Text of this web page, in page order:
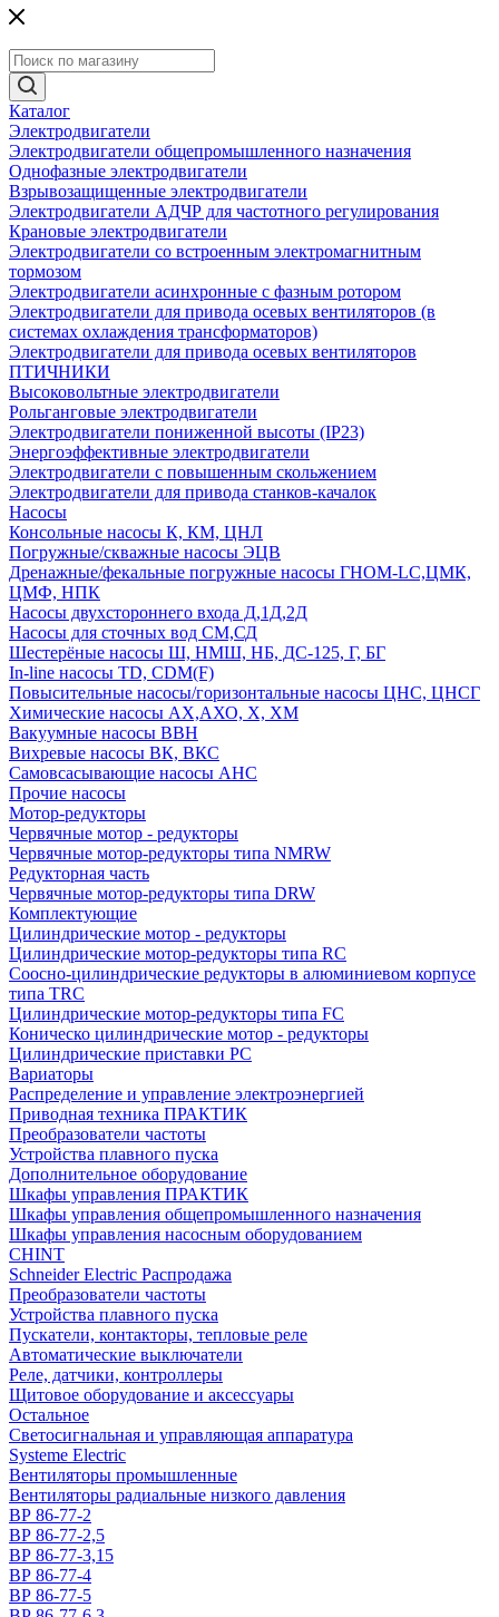
Каталог
Электродвигатели
Электродвигатели общепромышленного назначения
Однофазные электродвигатели
Взрывозащищенные электродвигатели
Электродвигатели АДЧР для частотного регулирования
Крановые электродвигатели
Электродвигатели со встроенным электромагнитным
тормозом
Электродвигатели асинхронные с фазным ротором
Электродвигатели для привода осевых вентиляторов (в
системах охлаждения трансформаторов)
Электродвигатели для привода осевых вентиляторов
ПТИЧНИКИ
Высоковольтные электродвигатели
Рольганговые электродвигатели
Электродвигатели пониженной высоты (IP23)
Энергоэффективные электродвигатели
Электродвигатели с повышенным скольжением
Электродвигатели для привода станков-качалок
Насосы
Консольные насосы К, КМ, ЦНЛ
Погружные/скважные насосы ЭЦВ
Дренажные/фекальные погружные насосы ГНОМ-LC,ЦМК,
ЦМФ, НПК
Насосы двухстороннего входа Д,1Д,2Д
Насосы для сточных вод СМ,СД
Шестерёные насосы Ш, НМШ, НБ, ДС-125, Г, БГ
In-line насосы TD, CDM(F)
Повысительные насосы/горизонтальные насосы ЦНС, ЦНСГ
Химические насосы АХ,АХО, Х, ХМ
Вакуумные насосы ВВН
Вихревые насосы ВК, ВКС
Самовсасывающие насосы АНС
Прочие насосы
Мотор-редукторы
Червячные мотор - редукторы
Червячные мотор-редукторы типа NMRW
Редукторная часть
Червячные мотор-редукторы типа DRW
Комплектующие
Цилиндрические мотор - редукторы
Цилиндрические мотор-редукторы типа RC
Соосно-цилиндрические редукторы в алюминиевом корпусе
типа TRC
Цилиндрические мотор-редукторы типа FC
Коническо цилиндрические мотор - редукторы
Цилиндрические приставки PC
Вариаторы
Распределение и управление электроэнергией
Приводная техника ПРАКТИК
Преобразователи частоты
Устройства плавного пуска
Дополнительное оборудование
Шкафы управления ПРАКТИК
Шкафы управления общепромышленного назначения
Шкафы управления насосным оборудованием
CHINT
Schneider Electric Распродажа
Преобразователи частоты
Устройства плавного пуска
Пускатели, контакторы, тепловые реле
Автоматические выключатели
Реле, датчики, контроллеры
Щитовое оборудование и аксессуары
Остальное
Светосигнальная и управляющая аппаратура
Systeme Electric
Вентиляторы промышленные
Вентиляторы радиальные низкого давления
ВР 86-77-2
ВР 86-77-2,5
ВР 86-77-3,15
ВР 86-77-4
ВР 86-77-5